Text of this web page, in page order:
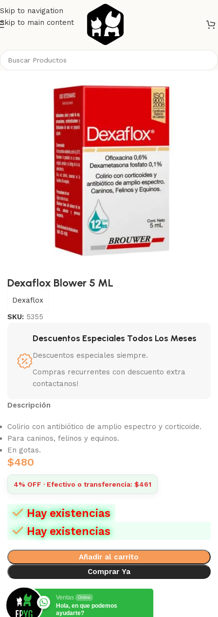
Skip to navigation
Skip to main content
Dexaflox Blower 5 ML
Dexaflox
SKU: 5355
Descuentos Especiales Todos Los Meses
Descuentos especiales siempre.
Compras recurrentes con descuento extra
contactanos!
Descripción
Colirio con antibiótico de amplio espectro y corticoide.
Para caninos, felinos y equinos.
En gotas.
$480
4% OFF · Efectivo o transferencia: $461
Hay existencias
Hay existencias
Añadir al carrito
Comprar Ya
Ventas Online
Hola, en que podemos
ayudarte?